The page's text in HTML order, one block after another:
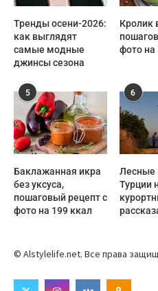
Тренды осени-2026:
как выглядят
самые модные
джинсы сезона
Кролик
фото на
5
Баклажанная икра
без уксуса,
пошаговый рецепт с
фото на 199 ккал
6
Лесные
Турции
© Alstylelife.net. Все права